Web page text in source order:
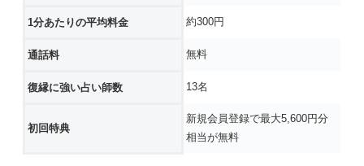
1分あたりの平均料金 約300円
通話料 無料
復縁に強い占い師数 13名
初回特典
新規会員登録で最大5,600円分
相当が無料